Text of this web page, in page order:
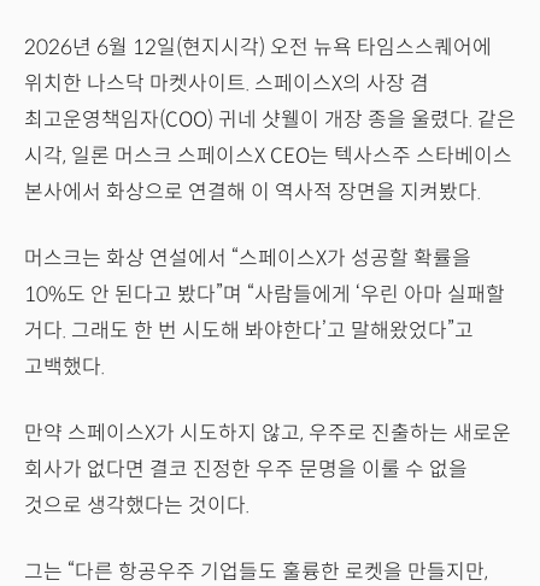
2026년 6월 12일(현지시각) 오전 뉴욕 타임스스퀘어에
위치한 나스닥 마켓사이트. 스페이스X의 사장 겸
최고운영책임자(COO) 귀네 샷웰이 개장 종을 울렸다. 같은
시각, 일론 머스크 스페이스X CEO는 텍사스주 스타베이스
본사에서 화상으로 연결해 이 역사적 장면을 지켜봤다.
머스크는 화상 연설에서 “스페이스X가 성공할 확률을
10%도 안 된다고 봤다”며 “사람들에게 ‘우린 아마 실패할
거다. 그래도 한 번 시도해 봐야한다’고 말해왔었다”고
고백했다.
만약 스페이스X가 시도하지 않고, 우주로 진출하는 새로운
회사가 없다면 결코 진정한 우주 문명을 이룰 수 없을
것으로 생각했다는 것이다.
그는 “다른 항공우주 기업들도 훌륭한 로켓을 만들지만,